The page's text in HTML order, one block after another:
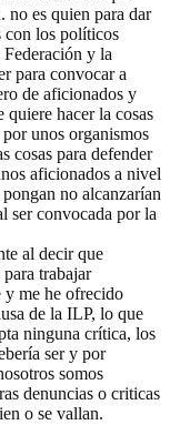
no es quien para dar
con los políticos
y la
para convocar a
de aficionados y
quiere hacer la cosas
unos organismos
cosas para defender
aficionados a nivel
no alcanzarían
ser convocada por la
al decir que
trabajar
y me he ofrecido
de la ILP, lo que
ninguna crítica, los
ser y por
somos
denuncias o criticas
o se vallan.